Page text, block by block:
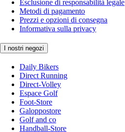
Esclusione di responsabilità legale
Metodi di pagamento
Prezzi e opzioni di consegna
Informativa sulla privacy
I nostri negozi
Daily Bikers
Direct Running
Direct-Volley
Espace Golf
Foot-Store
Galoppostore
Golf and co
Handball-Store